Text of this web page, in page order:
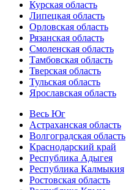
Курская область
Липецкая область
Орловская область
Рязанская область
Смоленская область
Тамбовская область
Тверская область
Тульская область
Ярославская область
Весь Юг
Астраханская область
Волгоградская область
Краснодарский край
Республика Адыгея
Республика Калмыкия
Ростовская область